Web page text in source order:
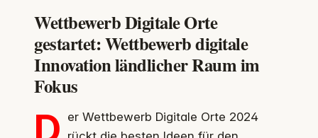
Wettbewerb Digitale Orte
gestartet: Wettbewerb digitale
Innovation ländlicher Raum im
Fokus
er Wettbewerb Digitale Orte 2024